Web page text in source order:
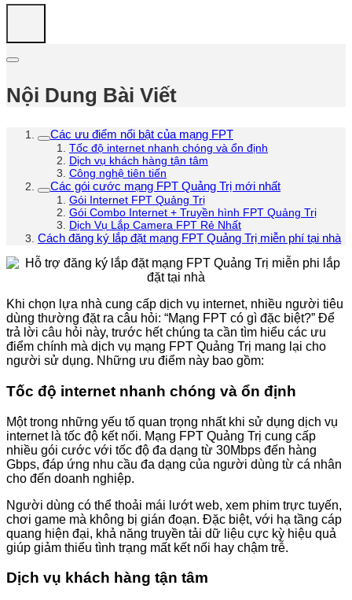
Nội Dung Bài Viết
Các ưu điểm nổi bật của mạng FPT
Tốc độ internet nhanh chóng và ổn định
Dịch vụ khách hàng tận tâm
Công nghệ tiên tiến
Các gói cước mạng FPT Quảng Trị mới nhất
Gói Internet FPT Quảng Trị
Gói Combo Internet + Truyền hình FPT Quảng Trị
Dịch Vụ Lắp Camera FPT Rẻ Nhất
Cách đăng ký lắp đặt mạng FPT Quảng Trị miễn phí tại nhà
Khi chọn lựa nhà cung cấp dịch vụ internet, nhiều người tiêu
dùng thường đặt ra câu hỏi: “Mạng FPT có gì đặc biệt?” Để
trả lời câu hỏi này, trước hết chúng ta cần tìm hiểu các ưu
điểm chính mà dịch vụ mạng FPT Quảng Trị mang lại cho
người sử dụng. Những ưu điểm này bao gồm:
Tốc độ internet nhanh chóng và ổn định
Một trong những yếu tố quan trọng nhất khi sử dụng dịch vụ
internet là tốc độ kết nối. Mạng FPT Quảng Trị cung cấp
nhiều gói cước với tốc độ đa dạng từ 30Mbps đến hàng
Gbps, đáp ứng nhu cầu đa dạng của người dùng từ cá nhân
cho đến doanh nghiệp.
Người dùng có thể thoải mái lướt web, xem phim trực tuyến,
chơi game mà không bị gián đoạn. Đặc biệt, với hạ tầng cáp
quang hiện đại, khả năng truyền tải dữ liệu cực kỳ hiệu quả
giúp giảm thiểu tình trạng mất kết nối hay chậm trễ.
Dịch vụ khách hàng tận tâm